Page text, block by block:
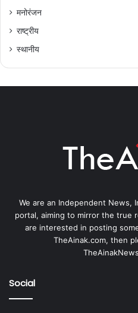
मनोरंजन
राष्ट्रीय
स्थानीय
We are an Independent News,
portal, aiming to mirror the true
are interested in posting
TheAinak.com, then
Social